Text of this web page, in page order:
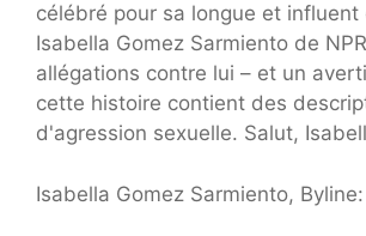
célébré pour sa longue et influent
Isabella Gomez Sarmiento de
allégations contre lui – et un
cette histoire contient des
d'agression sexuelle. Salut,
Isabella Gomez Sarmiento,